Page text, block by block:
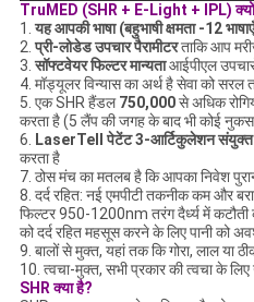
TruMED (SHR + E-Light + IPL)
1.यह आपकी भाषा (बहुभाषी क्षमता -12
2.प्री-लोडेड उपचार पैरामीटरताकि आप
3.सॉफ्टवेयर फिल्टर मान्यताआईपीएल
4. मॉड्यूलर विन्यास का अर्थ है सेवा को सरल
5. एक SHR हैंडल750,000से अधिक
करता है (5 लैंप की जगह के बाद भी कोई
6. LaserTell पेटेंट 3-आर्टिकुलेशन संयुक्त
करता है
7. ठोस मंच का मतलब है कि आपका निवेश
8. दर्द रहित: नई एमपीटी तकनीक कम और
फिल्टर 950-1200nm तरंग दैर्ध्य में कटौती
को दर्द रहित महसूस करने के लिए पानी को
9. बालों से मुक्त, यहां तक ​​कि गोरा, लाल या
10. त्वचा-मुक्त, सभी प्रकार की त्वचा के
SHR क्या है?